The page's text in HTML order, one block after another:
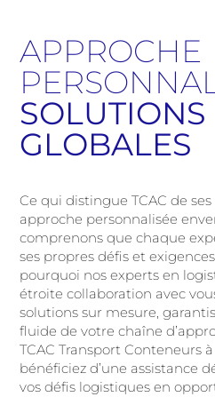
APPROCHE
SOLUTIONS
GLOBALES
Ce qui distingue TCAC de
approche personnalisée
comprenons que chaque
ses propres défis et
pourquoi nos experts en
étroite collaboration avec
solutions sur mesure,
fluide de votre chaîne
TCAC Transport Conteneurs
bénéficiez d’une assistance
vos défis logistiques en